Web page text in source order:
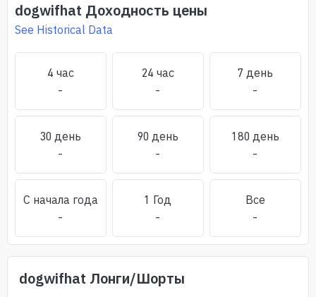
dogwifhat Доходность цены
See Historical Data
4 час
-
24 час
-
7 день
-
30 день
-
90 день
-
180 день
-
С начала года
-
1 Год
-
Все
-
dogwifhat Лонги/Шорты